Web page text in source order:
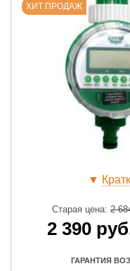
ХИТ ПРОДАЖ
▼
Старая цена:2
2 390
ГАРАНТИЯ